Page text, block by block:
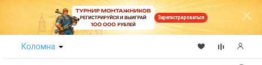
Зарегистрироваться
Коломна